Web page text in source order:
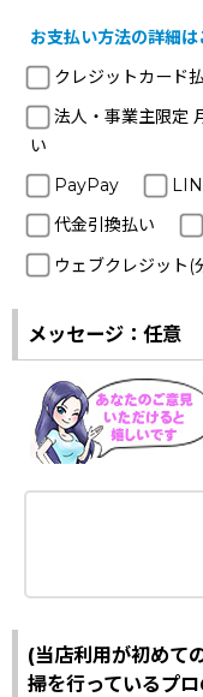
お支払い方法の詳細は
クレジットカード
法人・事業主限定
い
PayPay
代金引換払い
ウェブクレジット(
メッセージ：任意
(当店利用が初めて
掃を行っているプ